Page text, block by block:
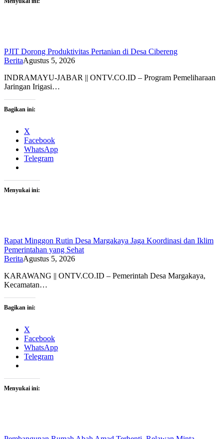
PJIT Dorong Produktivitas Pertanian di Desa Cibereng
BeritaAgustus 5, 2026
INDRAMAYU-JABAR || ONTV.CO.ID – Program Pemeliharaan
Jaringan Irigasi…
Bagikan ini:
X
Facebook
WhatsApp
Telegram
Menyukai ini:
Rapat Minggon Rutin Desa Margakaya Jaga Koordinasi dan Iklim
Pemerintahan yang Sehat
BeritaAgustus 5, 2026
KARAWANG || ONTV.CO.ID – Pemerintah Desa Margakaya,
Kecamatan…
Bagikan ini:
X
Facebook
WhatsApp
Telegram
Menyukai ini: